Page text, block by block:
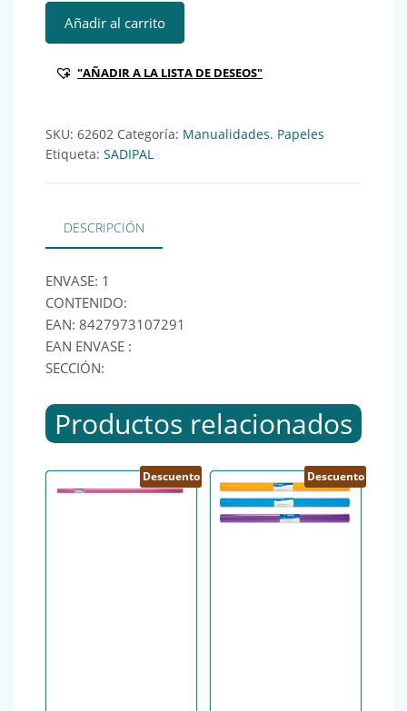
MDT RL. PAPEL ENVOLVER NEFERTITI 1x3M VERDE
Añadir al carrito
"AÑADIR A LA LISTA DE DESEOS"
SKU: 62602 Categoría: Manualidades. Papeles
Etiqueta: SADIPAL
DESCRIPCIÓN
ENVASE: 1
CONTENIDO:
EAN: 8427973107291
EAN ENVASE :
SECCIÓN:
Productos relacionados
Descuento Descuento